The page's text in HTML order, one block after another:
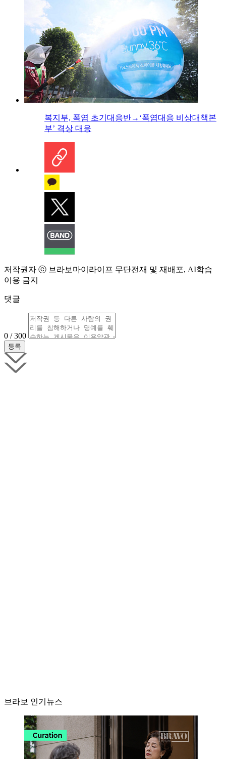
복지부, 폭염 초기대응반→‘폭염대응 비상대책본
부’ 격상 대응
저작권자 ⓒ 브라보마이라이프 무단전재 및 재배포, AI학습
이용 금지
댓글
0 / 300
브라보 인기뉴스